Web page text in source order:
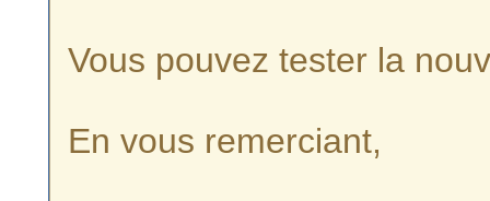
Vous pouvez tester la
En vous remerciant,